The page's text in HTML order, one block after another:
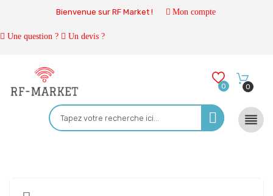
Bienvenue sur RF Market ! Mon compte
Une question ? Un devis ?
0 0
